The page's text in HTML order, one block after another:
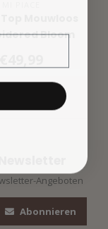
Mouwloos
Bloom
Angeboten
Abonnieren